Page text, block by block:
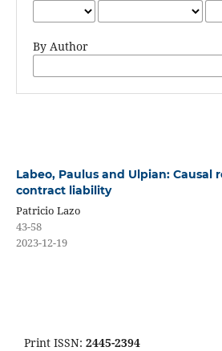
By Author
Labeo, Paulus and Ulpian: Causal
contract liability
Patricio Lazo
43-58
2023-12-19
Print ISSN: 2445-2394